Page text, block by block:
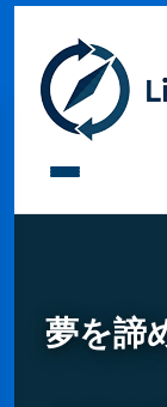
夢を諦